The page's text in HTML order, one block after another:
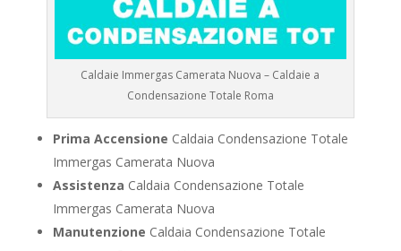
Caldaie Immergas Camerata Nuova – Caldaie a
Condensazione Totale Roma
Prima Accensione Caldaia Condensazione Totale
Immergas Camerata Nuova
Assistenza Caldaia Condensazione Totale
Immergas Camerata Nuova
Manutenzione Caldaia Condensazione Totale